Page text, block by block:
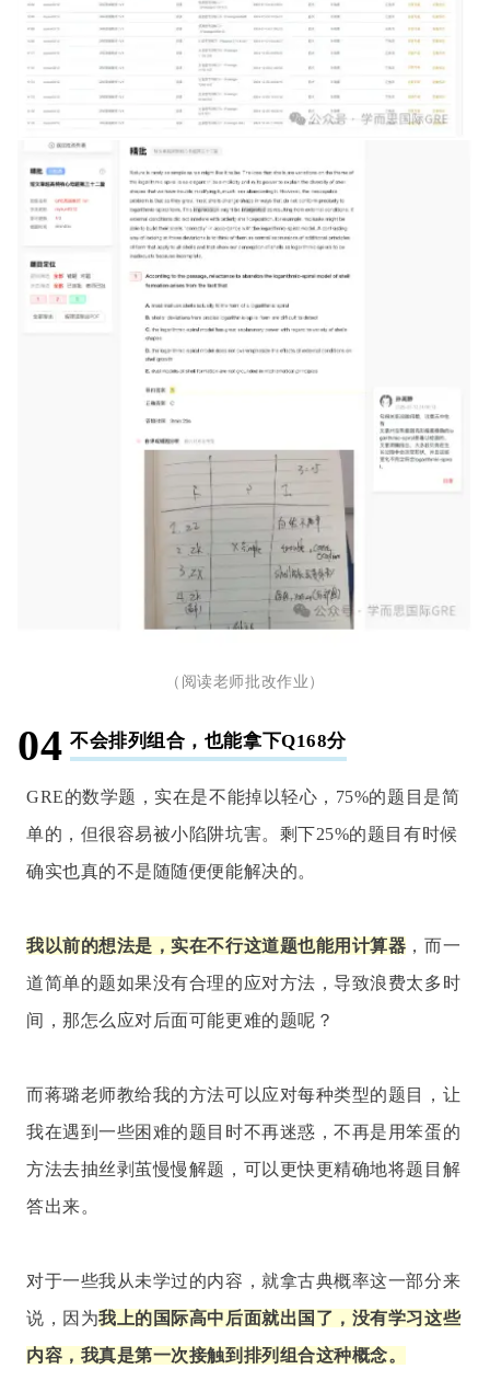
（阅读老师批改作业）
04 不会排列组合，也能拿下Q168分
GRE的数学题，实在是不能掉以轻心，75%的题目是简
单的，但很容易被小陷阱坑害。剩下25%的题目有时候
确实也真的不是随随便便能解决的。
我以前的想法是，实在不行这道题也能用计算器 ，而一
道简单的题如果没有合理的应对方法，导致浪费太多时
间，那怎么应对后面可能更难的题呢？
而蒋璐老师教给我的方法可以应对每种类型的题目，让
我在遇到一些困难的题目时不再迷惑，不再是用笨蛋的
方法去抽丝剥茧慢慢解题，可以更快更精确地将题目解
答出来。
对于一些我从未学过的内容，就拿古典概率这一部分来
说， 因为我上的国际高中后面就出国了，没有学习这些
内容，我真是第一次接触到排列组合这种概念。